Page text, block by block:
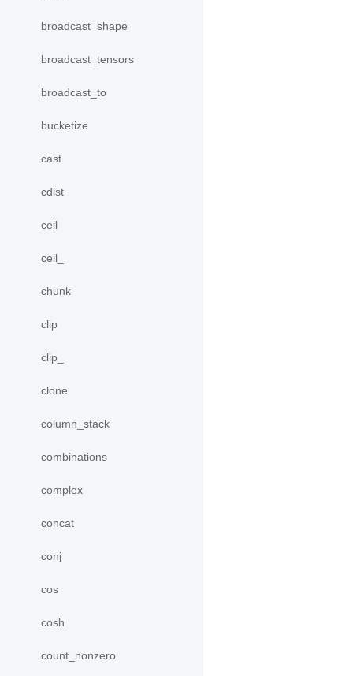
broadcast_shape
broadcast_tensors
broadcast_to
bucketize
cast
cdist
ceil
ceil_
chunk
clip
clip_
clone
column_stack
combinations
complex
concat
conj
cos
cosh
count_nonzero